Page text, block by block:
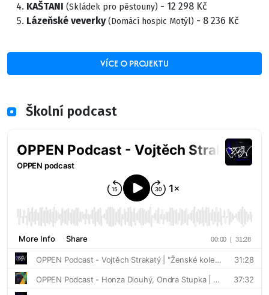
KAŠTANI (Skládek pro pěstouny) - 12 298 Kč
Lázeňské veverky (Domácí hospic Motýl) - 8 236 Kč
VÍCE O PROJEKTU
Školní podcast